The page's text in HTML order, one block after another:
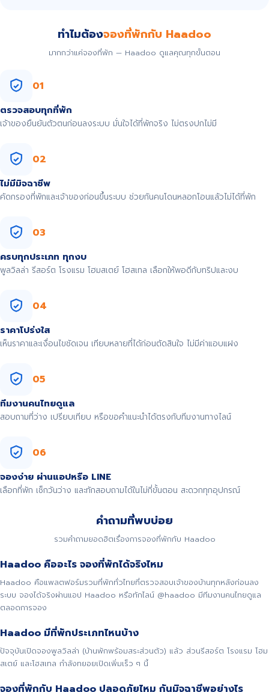
ทำไมต้องจองที่พักกับ Haadoo
มากกว่าแค่จองที่พัก — Haadoo ดูแลคุณทุกขั้นตอน
01
ตรวจสอบทุกที่พัก
เจ้าของยืนยันตัวตนก่อนลงระบบ มั่นใจได้ที่พักจริง ไม่ตรงปกไม่มี
02
ไม่มีมิจฉาชีพ
คัดกรองที่พักและเจ้าของก่อนขึ้นระบบ ช่วยกันคนโดนหลอกโอนแล้วไม่ได้ที่พัก
03
ครบทุกประเภท ทุกงบ
พูลวิลล่า รีสอร์ต โรงแรม โฮมสเตย์ โฮสเทล เลือกให้พอดีกับทริปและงบ
04
ราคาโปร่งใส
เห็นราคาและเงื่อนไขชัดเจน เทียบหลายที่ได้ก่อนตัดสินใจ ไม่มีค่าแอบแฝง
05
ทีมงานคนไทยดูแล
สอบถามที่ว่าง เปรียบเทียบ หรือขอคำแนะนำได้ตรงกับทีมงานทางไลน์
06
จองง่าย ผ่านแอปหรือ LINE
เลือกที่พัก เช็กวันว่าง และทักสอบถามได้ในไม่กี่ขั้นตอน สะดวกทุกอุปกรณ์
คำถามที่พบบ่อย
รวมคำถามยอดฮิตเรื่องการจองที่พักกับ Haadoo
Haadoo คืออะไร จองที่พักได้จริงไหม
Haadoo คือแพลตฟอร์มรวมที่พักทั่วไทยที่ตรวจสอบเจ้าของบ้านทุกหลังก่อนลง
ระบบ จองได้จริงผ่านแอป Haadoo หรือทักไลน์ @haadoo มีทีมงานคนไทยดูแล
ตลอดการจอง
Haadoo มีที่พักประเภทไหนบ้าง
ปัจจุบันเปิดจองพูลวิลล่า (บ้านพักพร้อมสระส่วนตัว) แล้ว ส่วนรีสอร์ต โรงแรม โฮม
สเตย์ และโฮสเทล กำลังทยอยเปิดเพิ่มเร็ว ๆ นี้
จองที่พักกับ Haadoo ปลอดภัยไหม กันมิจฉาชีพอย่างไร